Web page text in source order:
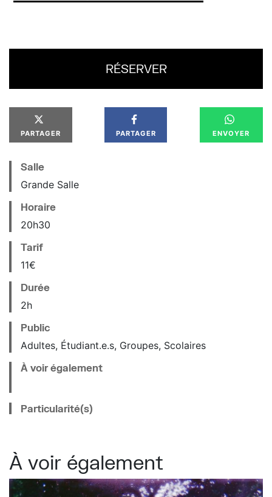
RÉSERVER
PARTAGER PARTAGER ENVOYER
Salle
Grande Salle
Horaire
20h30
Tarif
11€
Durée
2h
Public
Adultes, Étudiant.e.s, Groupes, Scolaires
À voir également
Particularité(s)
À voir également